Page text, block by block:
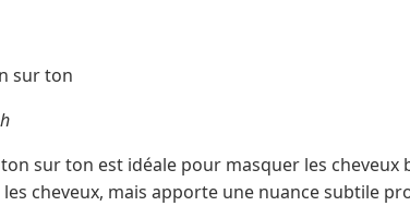
sur ton
sur ton est idéale pour masquer les cheveux
les cheveux, mais apporte une nuance subtile